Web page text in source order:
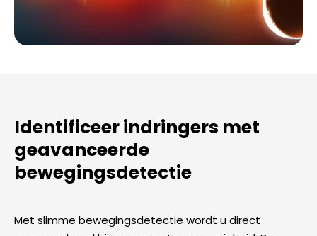
Identificeer indringers met
geavanceerde
bewegingsdetectie
Met slimme bewegingsdetectie wordt u direct